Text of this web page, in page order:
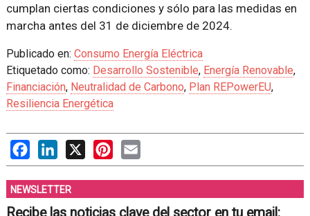
cumplan ciertas condiciones y sólo para las medidas en
marcha antes del 31 de diciembre de 2024.
Publicado en: Consumo Energía Eléctrica
Etiquetado como: Desarrollo Sostenible, Energía Renovable,
Financiación, Neutralidad de Carbono, Plan REPowerEU,
Resiliencia Energética
FacebookLinkedIn
X PinterestEmail
NEWSLETTER
Recibe las noticias clave del sector en tu email: